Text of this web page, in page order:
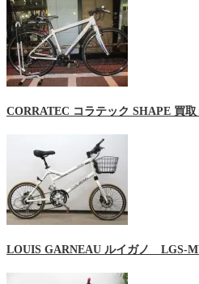
CORRATEC コラテック SHAPE 買取
LOUIS GARNEAU ルイガノ LGS-